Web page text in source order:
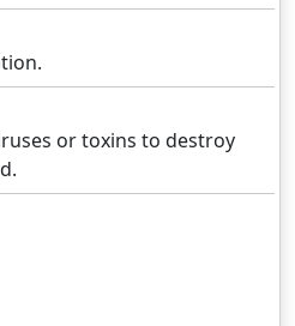
or toxins to destroy